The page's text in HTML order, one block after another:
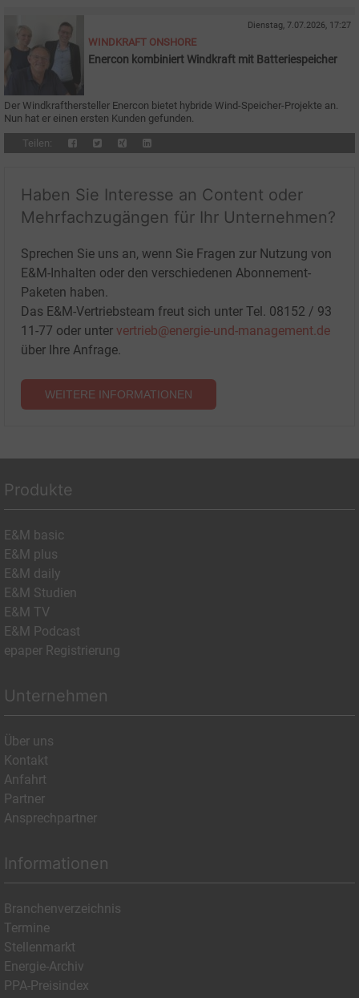
Dienstag, 7.07.2026, 17:27
WINDKRAFT ONSHORE
Enercon kombiniert Windkraft mit Batteriespeicher
Der Windkrafthersteller Enercon bietet hybride Wind-Speicher-Projekte an.
Nun hat er einen ersten Kunden gefunden.
Teilen:
Haben Sie Interesse an Content oder
Mehrfachzugängen für Ihr Unternehmen?
Sprechen Sie uns an, wenn Sie Fragen zur Nutzung von
E&M-Inhalten oder den verschiedenen Abonnement-
Paketen haben.
Das E&M-Vertriebsteam freut sich unter Tel. 08152 / 93
11-77 oder unter vertrieb@energie-und-management.de
über Ihre Anfrage.
WEITERE INFORMATIONEN
Produkte
E&M basic
E&M plus
E&M daily
E&M Studien
E&M TV
E&M Podcast
epaper Registrierung
Unternehmen
Über uns
Kontakt
Anfahrt
Partner
Ansprechpartner
Informationen
Branchenverzeichnis
Termine
Stellenmarkt
Energie-Archiv
PPA-Preisindex